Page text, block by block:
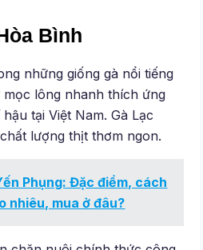
Bình
những giống gà nổi tiếng
lông nhanh thích ứng
tại Việt Nam. Gà Lạc
lượng thịt thơm ngon.
Phụng: Đặc điểm, cách
nhiêu, mua ở đâu?